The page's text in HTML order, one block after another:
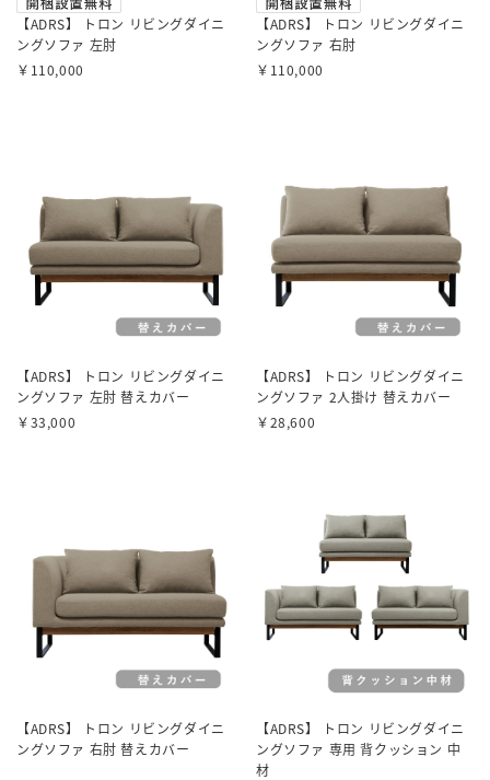
【ADRS】 トロン リビングダイニ
ングソファ 左肘
￥110,000
【ADRS】 トロン リビングダイニ
ングソファ 右肘
￥110,000
【ADRS】 トロン リビングダイニ
ングソファ 左肘 替えカバー
￥33,000
【ADRS】 トロン リビングダイニ
ングソファ 2人掛け 替えカバー
￥28,600
【ADRS】 トロン リビングダイニ
ングソファ 右肘 替えカバー
【ADRS】 トロン リビングダイニ
ングソファ 専用 背クッション 中
材